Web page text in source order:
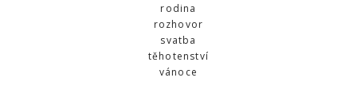
rodina
rozhovor
svatba
těhotenství
vánoce